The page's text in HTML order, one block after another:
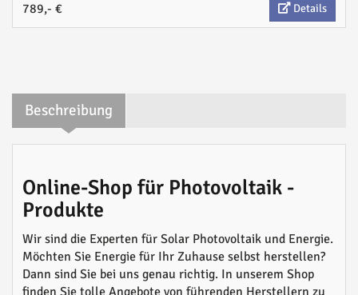
789,- € Details
Beschreibung
Online-Shop für Photovoltaik -
Produkte
Wir sind die Experten für Solar Photovoltaik und Energie.
Möchten Sie Energie für Ihr Zuhause selbst herstellen?
Dann sind Sie bei uns genau richtig. In unserem Shop
finden Sie tolle Angebote von führenden Herstellern zu